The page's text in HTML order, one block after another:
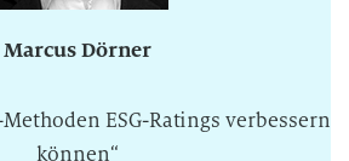
Marcus Dörner
ESG-Ratings verbessern
können“